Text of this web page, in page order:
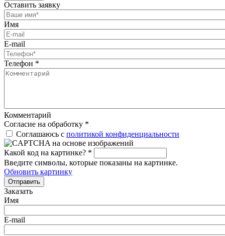
Оставить заявку
Имя
E-mail
Телефон *
Комментарий
Согласие на обработку *
Соглашаюсь с политикой конфиденциальности
Какой код на картинке? *
Введите символы, которые показаны на картинке.
Обновить картинку
Отправить
Заказать
Имя
E-mail